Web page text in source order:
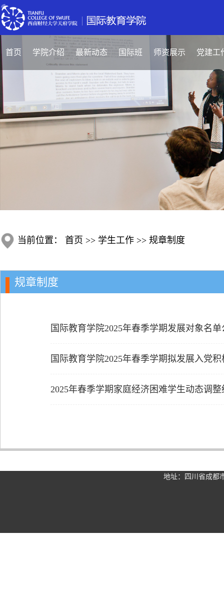
首页 学院介绍 最新动态 国际班 师资展示 党建工
当前位置： 首页 >> 学生工作 >> 规章制度
规章制度
国际教育学院2025年春季学期发展对象名单
国际教育学院2025年春季学期拟发展入党
2025年春季学期家庭经济困难学生动态调
地址：四川省成都